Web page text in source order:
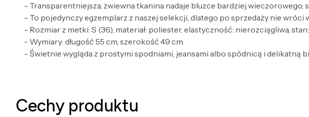
- Transparentniejsza, zwiewna tkanina nadaje bluzce bardziej
- To pojedynczy egzemplarz z naszej selekcji, dlatego po sprzedaży nie wróci
- Rozmiar z metki: S (36), materiał: poliester, elastyczność: nierozciągliwa,
- Wymiary: długość 55 cm, szerokość 49 cm.
- Świetnie wygląda z prostymi spodniami, jeansami albo spódnicą i delikatną
Cechy produktu